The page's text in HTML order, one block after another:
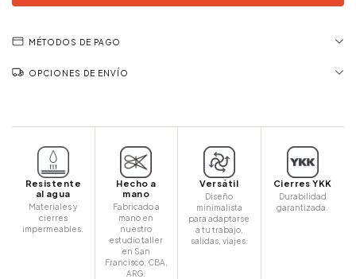
MÉTODOS DE PAGO
OPCIONES DE ENVÍO
Resistente
al agua
Materiales y
cierres
impermeables.
Hecho a
mano
Fabricado a
mano en
nuestro
estudio taller
en San
Francisco, CBA,
ARG.
Versátil
Diseño
minimalista
para adaptarse
a tu trabajo,
salidas, viajes.
Cierres YKK
Durabilidad
garantizada.